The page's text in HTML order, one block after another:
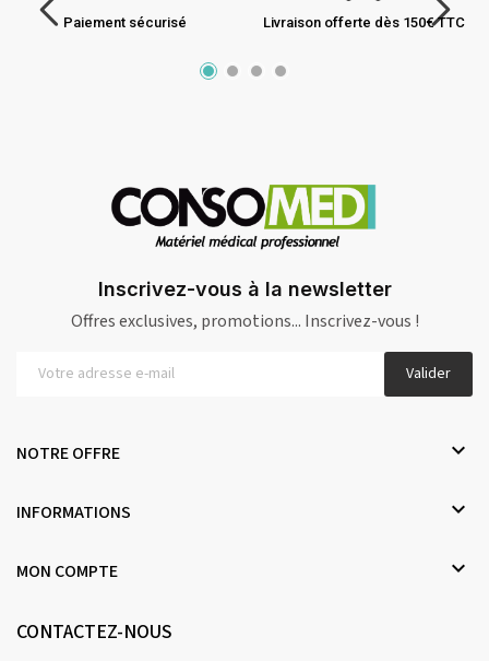
Paiement sécurisé Livraison offerte dès 150€ TTC
Inscrivez-vous à la newsletter
Offres exclusives, promotions... Inscrivez-vous !
Valider
NOTRE OFFRE 
INFORMATIONS 
MON COMPTE 
CONTACTEZ-NOUS